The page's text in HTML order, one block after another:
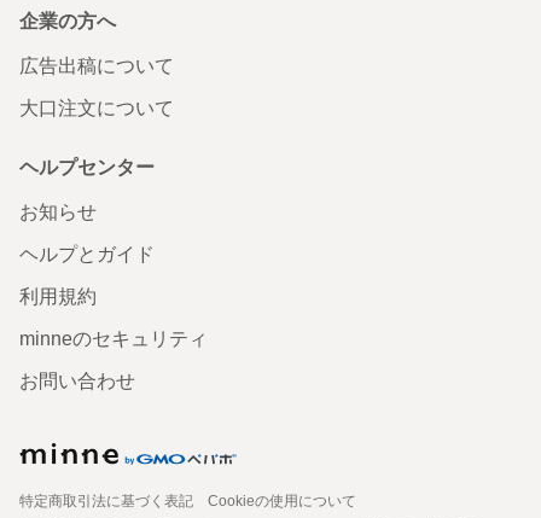
企業の方へ
広告出稿について
大口注文について
ヘルプセンター
お知らせ
ヘルプとガイド
利用規約
minneのセキュリティ
お問い合わせ
特定商取引法に基づく表記
Cookieの使用について